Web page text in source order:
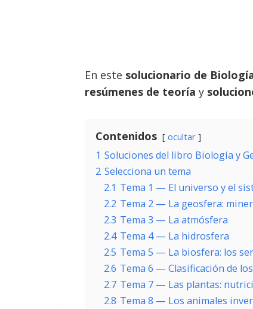
En este solucionario de
resúmenes de teoría y
Contenidos ocultar
1 Soluciones del libro Biología y
2 Selecciona un tema
2.1 Tema 1 — El universo y el
2.2 Tema 2 — La geosfera:
2.3 Tema 3 — La atmósfera
2.4 Tema 4 — La hidrosfera
2.5 Tema 5 — La biosfera: los
2.6 Tema 6 — Clasificación de
2.7 Tema 7 — Las plantas:
2.8 Tema 8 — Los animales